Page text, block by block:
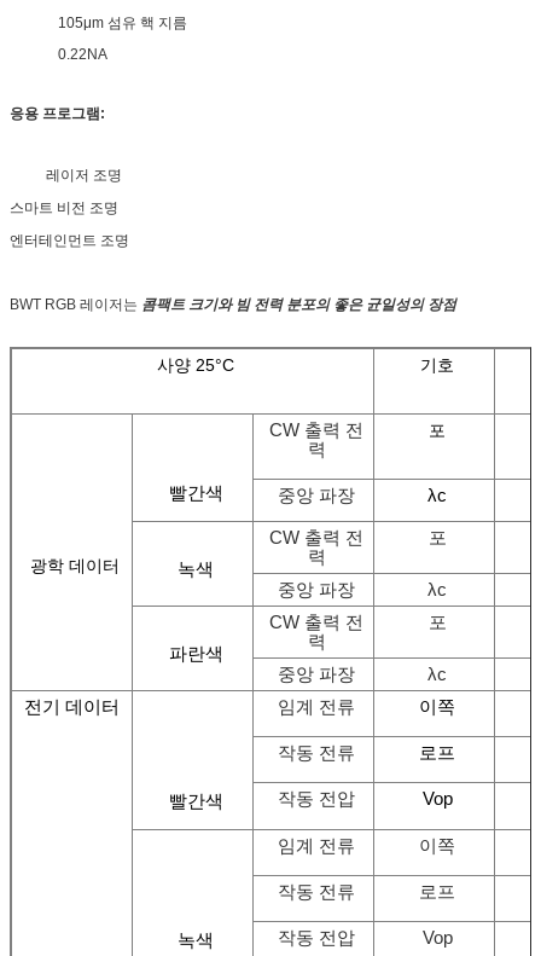
105μm 섬유 핵 지름
0.22NA
응용 프로그램:
레이저 조명
스마트 비전 조명
엔터테인먼트 조명
BWT RGB 레이저는 콤팩트 크기와 빔 전력 분포의 좋은 균일성의 장점
사양 25°C 기호
광학 데이터
빨간색
CW 출력 전
력
포
중앙 파장 λc
녹색
CW 출력 전
력
포
중앙 파장 λc
파란색
CW 출력 전
력
포
중앙 파장
λc
전기 데이터
빨간색
임계 전류 이쪽
작동 전류 로프
작동 전압 Vop
녹색
임계 전류 이쪽
작동 전류 로프
작동 전압 Vop